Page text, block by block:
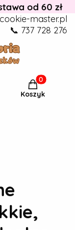
od 60 zł
master.pl
📞 737 728 276
Produkty w
Koszyk